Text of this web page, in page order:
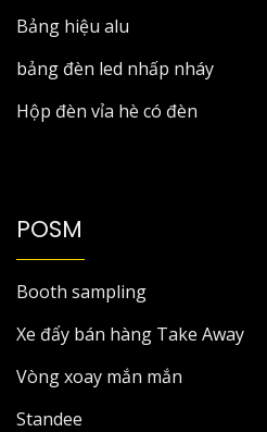
Bảng hiệu alu
bảng đèn led nhấp nháy
Hộp đèn vỉa hè có đèn
POSM
Booth sampling
Xe đẩy bán hàng Take Away
Vòng xoay mắn mắn
Standee